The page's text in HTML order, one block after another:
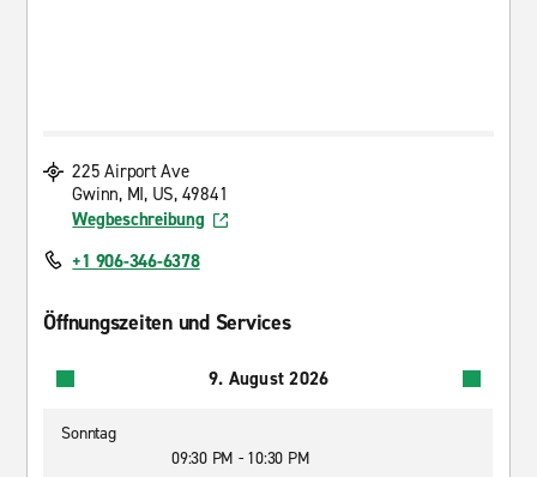
225 Airport Ave
Gwinn, MI, US, 49841
Wegbeschreibung
+1 906-346-6378
Öffnungszeiten und Services
9. August 2026
Sonntag
09:30 PM - 10:30 PM